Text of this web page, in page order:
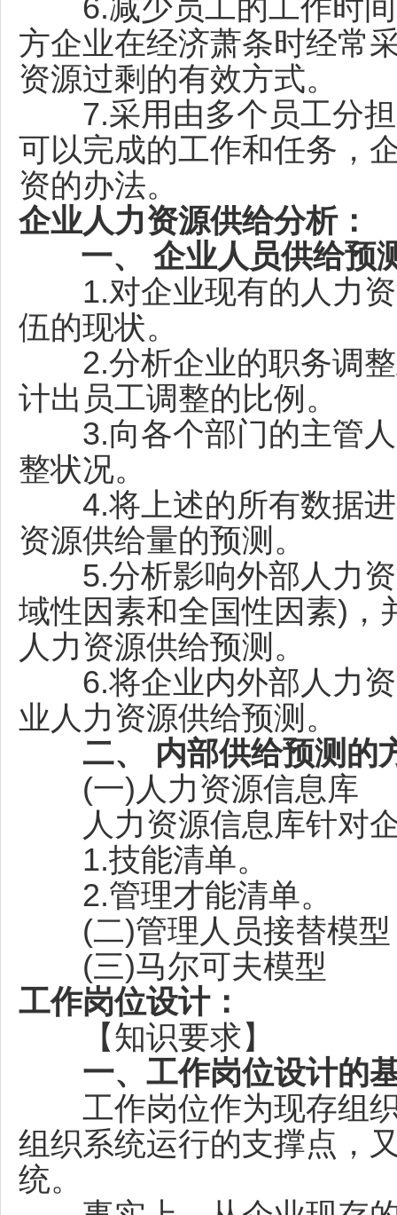
6.减少员工的工作时间
方企业在经济萧条时经常
资源过剩的有效方式。
7.采用由多个员工分担
可以完成的工作和任务，
资的办法。
企业人力资源供给分析：
一、 企业人员供给预
1.对企业现有的人力资
伍的现状。
2.分析企业的职务调整
计出员工调整的比例。
3.向各个部门的主管人
整状况。
4.将上述的所有数据进
资源供给量的预测。
5.分析影响外部人力资
域性因素和全国性因素)，
人力资源供给预测。
6.将企业内外部人力资
业人力资源供给预测。
二、 内部供给预测的
(一)人力资源信息库
人力资源信息库针对企
1.技能清单。
2.管理才能清单。
(二)管理人员接替模型
(三)马尔可夫模型
工作岗位设计：
【知识要求】
一、工作岗位设计的
工作岗位作为现存组织
组织系统运行的支撑点，
统。